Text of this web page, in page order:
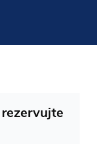
rezervujte